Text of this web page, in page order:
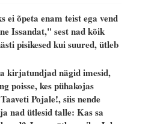
ei õpeta enam teist ega vend
Issandat," sest nad kõik
pisikesed kui suured, ütleb
kirjatundjad nägid imesid,
poisse, kes pühakojas
Pojale!, siis nende
nad ütlesid talle: Kas sa